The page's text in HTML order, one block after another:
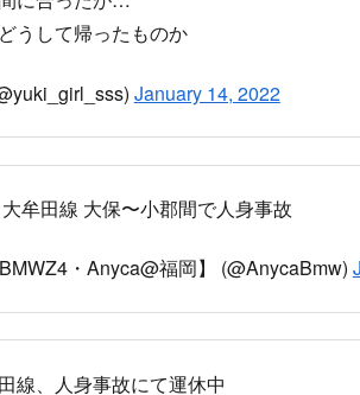
・甘木線含む）
によるダイヤ乱れ>
田線(太宰府線・甘木線含む)
時16分
発生
察及び救急車を手配中
鉄auの遅延情報 (@jr_kyushu_train)